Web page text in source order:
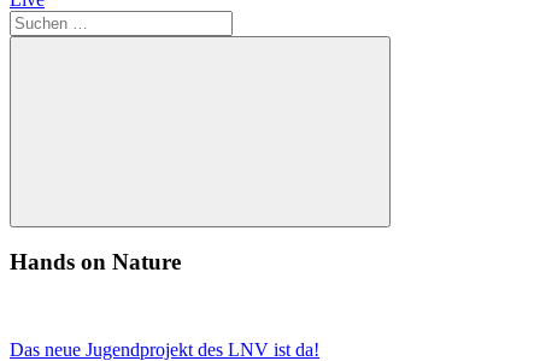
Suchen
nach:
Suchen
Hands on Nature
Das neue Jugendprojekt des LNV ist da!